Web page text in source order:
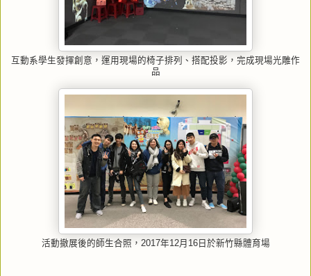
互動系學生發揮創意，運用現場的椅子排列、搭配投影，完成現場光雕作
品
活動撤展後的師生合照，2017年12月16日於新竹縣體育場